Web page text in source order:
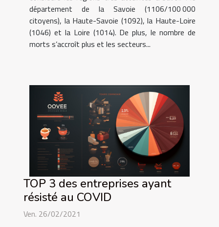
département de la Savoie (1106/100 000
citoyens), la Haute-Savoie (1092), la Haute-Loire
(1046) et la Loire (1014). De plus, le nombre de
morts s’accroît plus et les secteurs...
TOP 3 des entreprises ayant
résisté au COVID
Ven. 26/02/2021